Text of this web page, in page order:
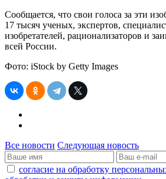
Сообщается, что свои голоса за эти
17 тысяч ученых, экспертов,
изобретателей, рационализаторов и
всей России.
Фото: iStock by Getty Images
Все новости Следующая новость
согласие на обработку